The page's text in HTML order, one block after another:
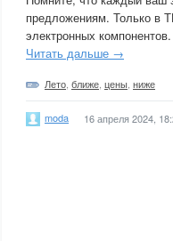
предложениям. Только в
электронных компонентов.
Читать дальше →
Лето ближе цены ниже
moda 16 апреля 2024,